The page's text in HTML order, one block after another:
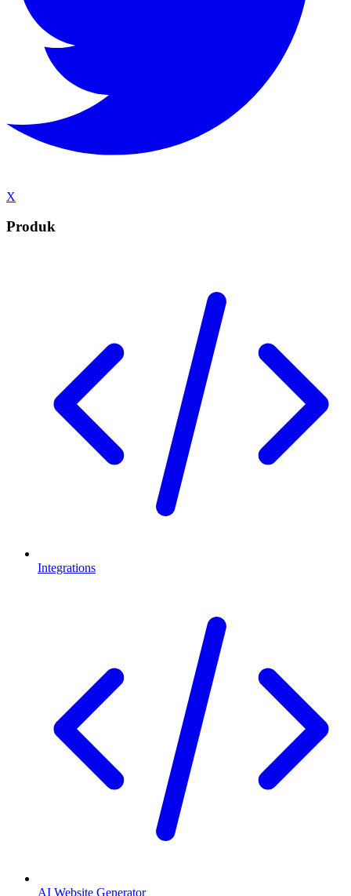
X
Produk
Integrations
AI Website Generator